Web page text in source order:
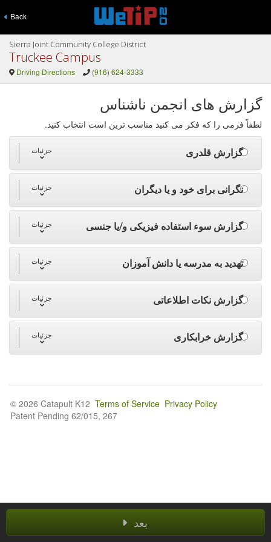
Back
Sierra Joint Community College District
Truckee Campus
Driving Directions (916) 624-3333
گزارش های انجمن ناشناس
لطفاً فرمی را که فکر می کنید مناسب ترین است انتخاب کنید.
گزارش قلدری جزئیات
نگرانی برای خود و یا دیگران جزئیات
گزارش سوء استفاده فیزیکی و/یا جنسی جزئیات
تهدید به مدرسه یا دانش آموزان جزئیات
گزارش نکات اطلاعاتی جزئیات
گزارش خرابکاری جزئیات
بعد
© 2026 Catapult K12 Terms of Service Privacy Policy
Patent Pending 62/015, 267